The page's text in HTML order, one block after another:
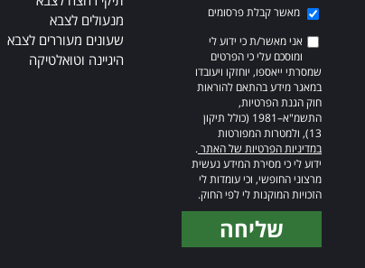
מאשר קבלת פרסומים
אני מאשר/ת כי ידוע לי
ומוסכם עלי כי הפרטים
שמסרתי ייאספו, יוחזקו ויעובדו
במאגר מידע בהתאם להוראות
חוק הגנת הפרטיות,
התשמ"א–1981 (כולל תיקון
13), ולמטרות המפורטות
במדיניות הפרטיות של האתר.
ידוע לי כי מסירת המידע נעשית
מרצוני החופשי, וכי עומדות לי
הזכויות המוקנות לי לפי החוק.
שליחה
מנעולים לצבא
שעונים מעוררים לצבא
היגיינה וטואלטיקה